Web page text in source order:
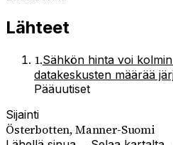
Lähteet
1.Sähkön hinta voi
datakeskusten määrää
Pääuutiset
Sijainti
Österbotten, Manner-Suomi